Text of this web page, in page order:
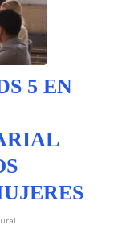
5 EN